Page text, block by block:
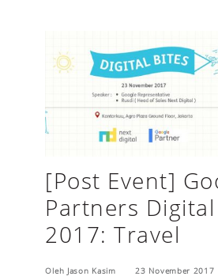
[Post Event]
Partners
2017: Travel
Oleh Jason Kasim 23 November 2017